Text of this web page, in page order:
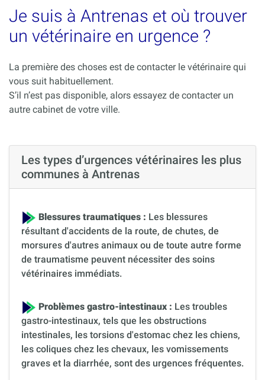
Je suis à Antrenas et où trouver
un vétérinaire en urgence ?
La première des choses est de contacter le vétérinaire qui
vous suit habituellement.
S’il n’est pas disponible, alors essayez de contacter un
autre cabinet de votre ville.
Les types d’urgences vétérinaires les plus
communes à Antrenas
Blessures traumatiques : Les blessures
résultant d'accidents de la route, de chutes, de
morsures d'autres animaux ou de toute autre forme
de traumatisme peuvent nécessiter des soins
vétérinaires immédiats.
Problèmes gastro-intestinaux : Les troubles
gastro-intestinaux, tels que les obstructions
intestinales, les torsions d'estomac chez les chiens,
les coliques chez les chevaux, les vomissements
graves et la diarrhée, sont des urgences fréquentes.